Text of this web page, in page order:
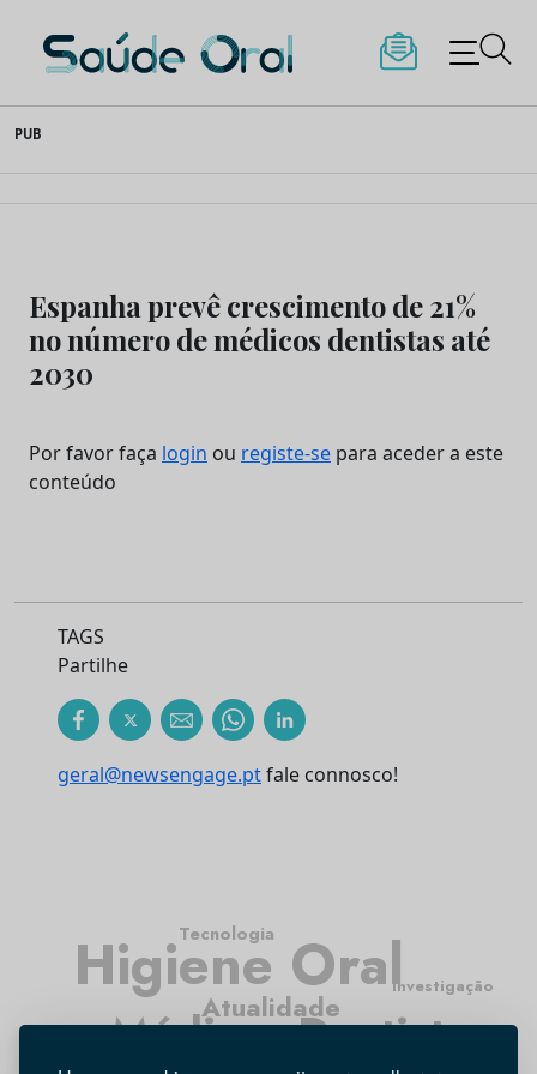
to
content
Saúde Oral
PUB
Espanha prevê crescimento de 21%
no número de médicos dentistas até
2030
Por favor faça login ou registe-se para aceder a este
conteúdo
TAGS
Partilhe
geral@newsengage.ptfale connosco!
Atualidade
Médicos Dentistas
Higiene Oral
Tecnologia
Investigação